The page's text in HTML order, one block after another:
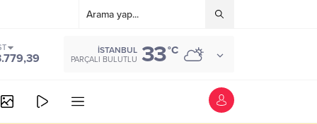
İSTANBUL
PARÇALI BULUTLU 33°C